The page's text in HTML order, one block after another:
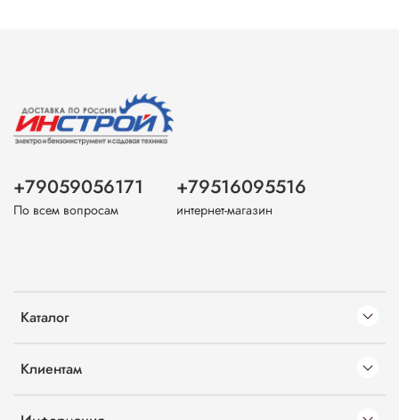
Каталог
Клиентам
+79059056171
По всем вопросам
+79516095516
интернет-магазин